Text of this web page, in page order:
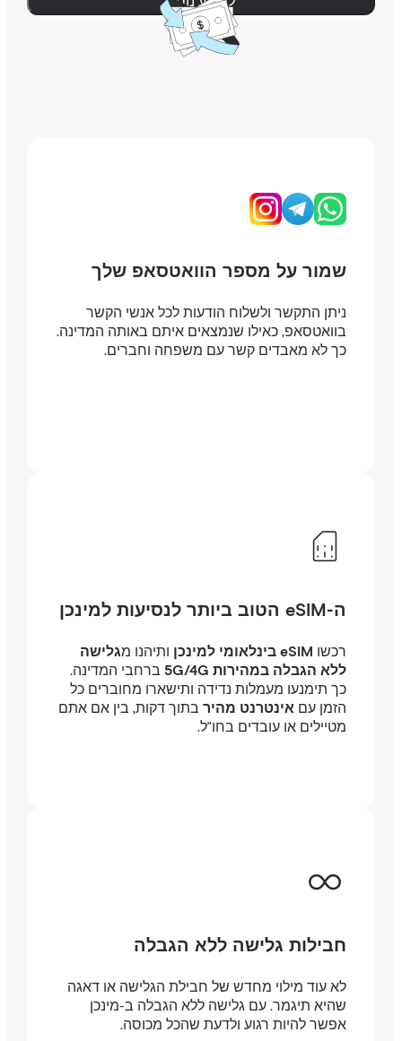
שמור על מספר הוואטסאפ שלך
ניתן התקשר ולשלוח הודעות לכל אנשי הקשר
בוואטסאפ, כאילו שנמצאים איתם באותה המדינה.
כך לא מאבדים קשר עם משפחה וחברים.
eSIM בינלאומי למינכן ותיהנו מגלישה
ללא הגבלה במהירות 5G/4G
ברחבי המדינה.
כך תימנעו מעמלות נדידה ותישארו מחוברים כל
הזמן עםאינטרנט מהיר בתוך דקות, בין אם אתם
מטיילים או עובדים בחו"ל.
חבילות גלישה ללא הגבלה
לא עוד מילוי מחדש של חבילת הגלישה או דאגה
שהיא תיגמר. עם גלישה ללא הגבלה ב-מינכן
אפשר להיות רגוע ולדעת שהכל מכוסה.